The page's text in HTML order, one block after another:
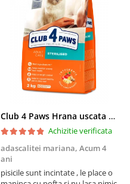
Club 4 Paws Hrana uscata pisici sterilizate, 2kg
Achizitie verificata
adascalitei mariana, Acum 4
ani
pisicile sunt incintate , le place o